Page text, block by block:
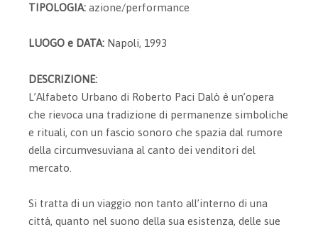
TIPOLOGIA: azione/performance
LUOGO e DATA: Napoli, 1993
DESCRIZIONE:
L’Alfabeto Urbano di Roberto Paci Dalò è un’opera
che rievoca una tradizione di permanenze simboliche
e rituali, con un fascio sonoro che spazia dal rumore
della circumvesuviana al canto dei venditori del
mercato.
Si tratta di un viaggio non tanto all’interno di una
città, quanto nel suono della sua esistenza, delle sue